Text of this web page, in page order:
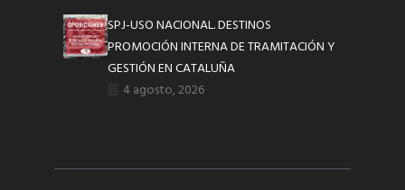
SPJ-USO NACIONAL. DESTINOS
PROMOCIÓN INTERNA DE TRAMITACIÓN Y
GESTIÓN EN CATALUÑA
4 agosto, 2026